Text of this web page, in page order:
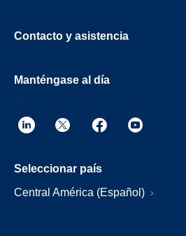
Contacto y asistencia
Manténgase al día
Seleccionar país
Central América (Español)